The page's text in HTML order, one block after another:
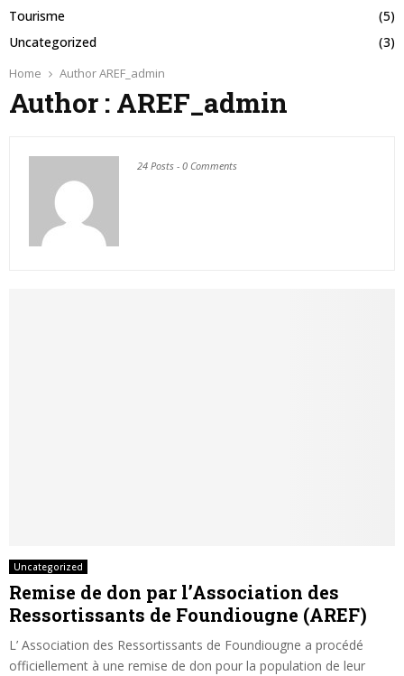
Home AuthorAREF_admin
Author : AREF_admin
24 Posts - 0 Comments
Uncategorized
Remise de don par l’Association des
Ressortissants de Foundiougne (AREF)
L’ Association des Ressortissants de Foundiougne a procédé
officiellement à une remise de don pour la population de leur
Tourisme
(5)
Uncategorized
(3)